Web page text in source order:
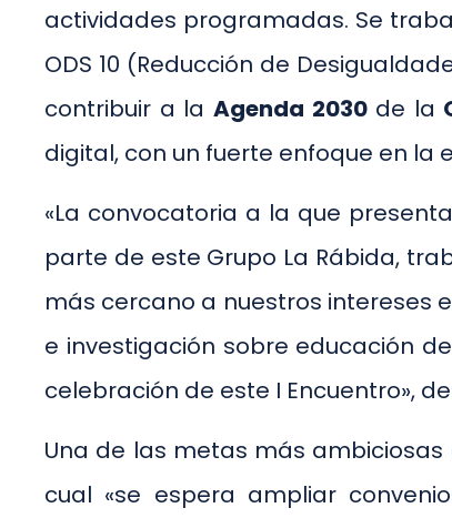
actividades programadas. Se
ODS 10 (Reducción de
contribuir a la Agenda 2030de la
digital, con un fuerte enfoque en la
«La convocatoria a la que
parte de este Grupo La Rábida,
más cercano a nuestros intereses
e investigación sobre educación
celebración de este I Encuentro»,
Una de las metas más
cual «se espera ampliar